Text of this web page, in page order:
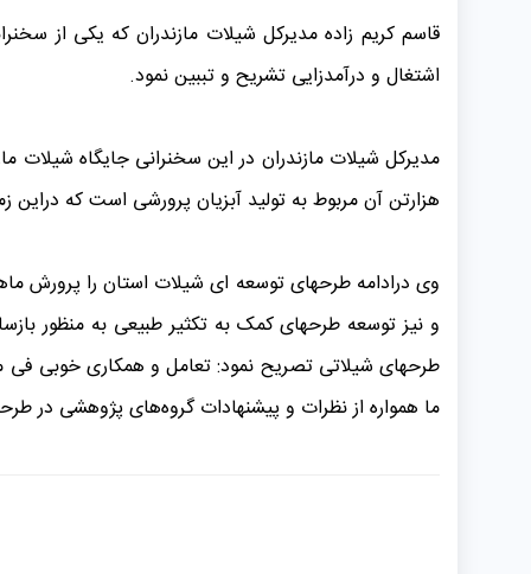
قاسم کریم زاده مدیرکل شیلات مازندران که یکی از
اشتغال و درآمدزایی تشریح و تببین نمود.
هزارتن آن مربوط به تولید آبزیان پرورشی است که
وی درادامه طرحهای توسعه ای شیلات استان را پرورش
و نیز توسعه طرحهای کمک به تکثیر طبیعی به منظور
طرحهای شیلاتی تصریح نمود: تعامل و همکاری خوبی فی
ما همواره از نظرات و پیشنهادات گروه‌های پژوهشی در